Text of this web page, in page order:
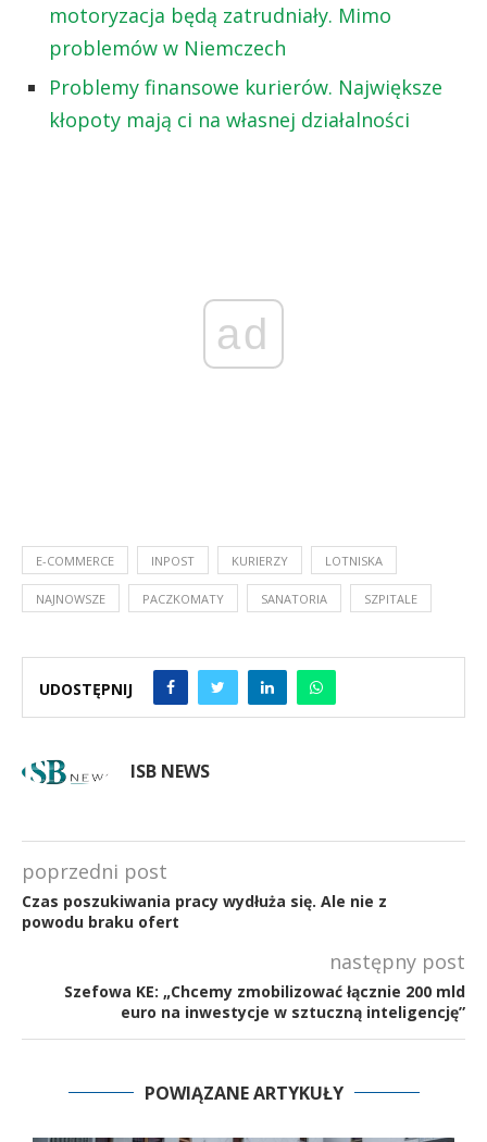
motoryzacja będą zatrudniały. Mimo
problemów w Niemczech
Problemy finansowe kurierów. Największe
kłopoty mają ci na własnej działalności
ad
E-COMMERCE INPOST KURIERZY LOTNISKA
NAJNOWSZE PACZKOMATY SANATORIA SZPITALE
UDOSTĘPNIJ
ISB NEWS
poprzedni post
Czas poszukiwania pracy wydłuża się. Ale nie z
powodu braku ofert
następny post
Szefowa KE: „Chcemy zmobilizować łącznie 200 mld
euro na inwestycje w sztuczną inteligencję”
POWIĄZANE ARTYKUŁY